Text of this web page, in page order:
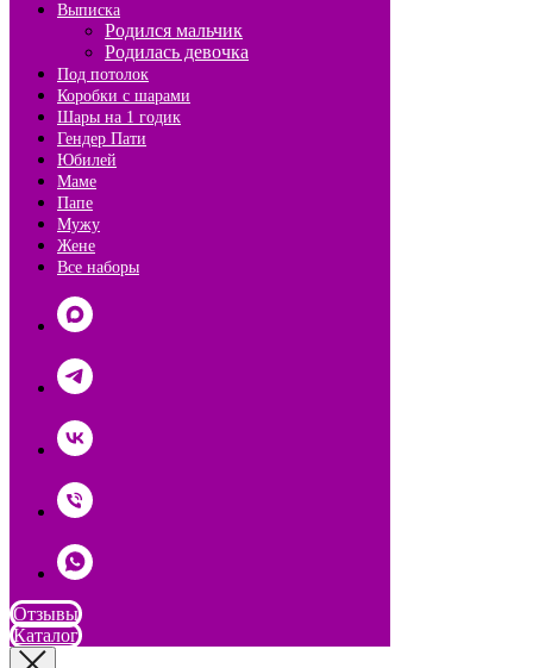
Выписка
Родился мальчик
Родилась девочка
Под потолок
Коробки с шарами
Шары на 1 годик
Гендер Пати
Юбилей
Маме
Папе
Мужу
Жене
Все наборы
Отзывы
Каталог